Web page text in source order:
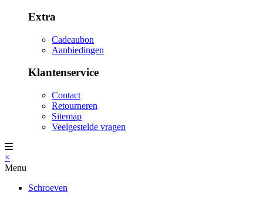
Extra
Cadeaubon
Aanbiedingen
Klantenservice
Contact
Retourneren
Sitemap
Veelgestelde vragen
×
Menu
Schroeven